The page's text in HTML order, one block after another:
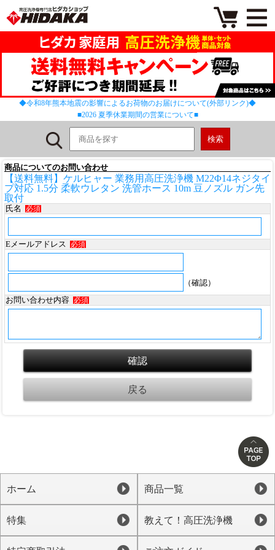
◆令和8年熊本地震の影響によるお荷物のお届けについて(外部リンク)◆
■2026 夏季休業期間の営業について■
商品についてのお問い合わせ
【送料無料】ケルヒャー 業務用高圧洗浄機 M22Φ14ネジタイ
プ対応 1.5分 柔軟ウレタン 洗管ホース 10m 豆ノズル ガン先
取付
氏名 必須
Eメールアドレス 必須
（確認）
お問い合わせ内容
必須
ホーム 商品一覧
特集 教えて！高圧洗浄機